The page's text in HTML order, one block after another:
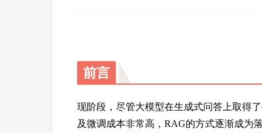
前言
现阶段，尽管大模型在生成式问答上取得
及微调成本非常高，RAG的方式逐渐成为